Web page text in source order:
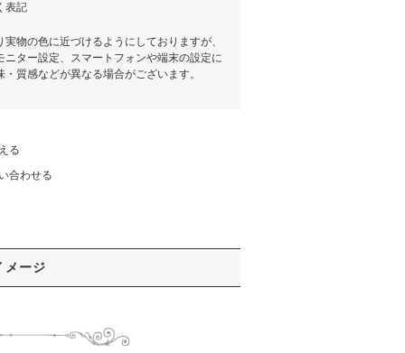
表記
物の色に近づけるようにしておりますが、
ニター設定、スマートフォンや端末の設定に
質感などが異なる場合がございます。
る
合わせる
メージ